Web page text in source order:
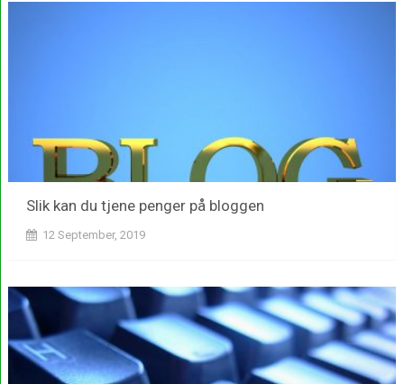
Slik kan du tjene penger på bloggen
12 September, 2019